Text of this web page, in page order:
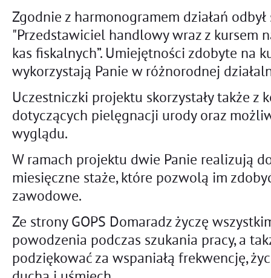
Zgodnie z harmonogramem działań
"Przedstawiciel handlowy wraz z kursem
kas fiskalnych”. Umiejętności zdobyte na
wykorzystają Panie w różnorodnej
Uczestniczki projektu skorzystały także z
dotyczących pielęgnacji urody oraz
wyglądu.
W ramach projektu dwie Panie realizują
miesięczne staże, które pozwolą im
zawodowe.
Ze strony GOPS Domaradz życzę
powodzenia podczas szukania pracy, a
podziękować za wspaniałą frekwencję,